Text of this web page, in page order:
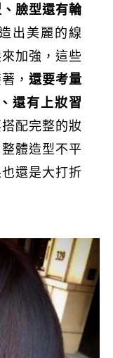
臉型還有輪
出美麗的線
加強，這些
， 還要考量
還有上妝習
配完整的妝
體造型不平
還是大打折